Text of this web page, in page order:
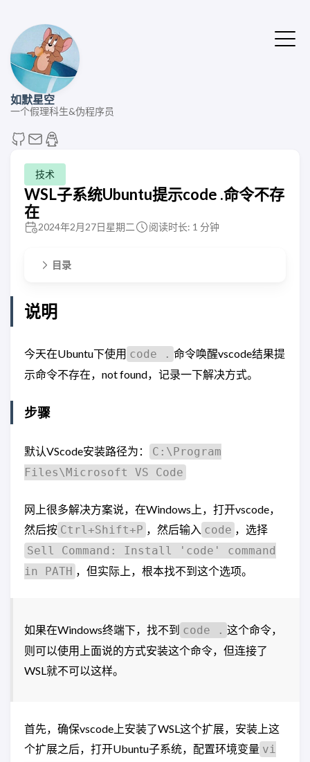
如默星空
一个假理科生&伪程序员
技术
WSL子系统Ubuntu提示code .命令不存
在
2024年2月27日星期二 阅读时长: 1 分钟
目录
说明
今天在Ubuntu下使用 code . 命令唤醒vscode结果提
示命令不存在，not found，记录一下解决方式。
步骤
默认VScode安装路径为：
C:\Program
Files\Microsoft VS Code
网上很多解决方案说，在Windows上，打开vscode，
然后按 Ctrl+Shift+P ，然后输入 code ，选择
Sell Command: Install 'code' command
in PATH ，但实际上，根本找不到这个选项。
如果在Windows终端下，找不到 code . 这个命令，
则可以使用上面说的方式安装这个命令，但连接了
WSL就不可以这样。
首先，确保vscode上安装了WSL这个扩展，安装上这
个扩展之后，打开Ubuntu子系统，配置环境变量 vi